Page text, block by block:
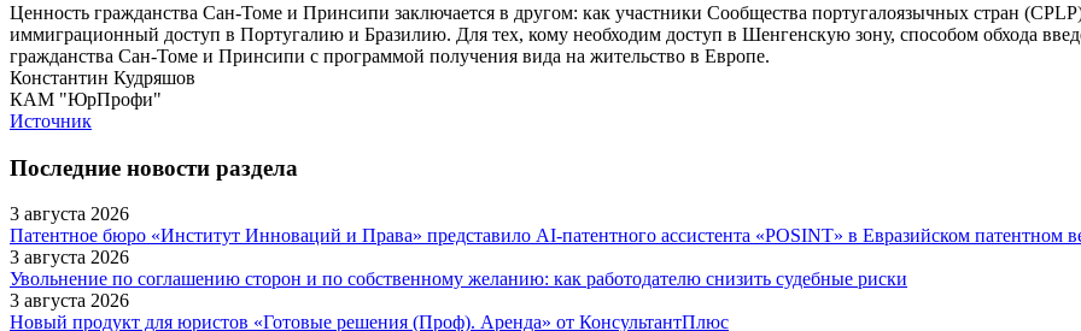
Ценность гражданства Сан-Томе и Принсипи заключается в другом: как участники Сообщества португалоязычных стран
иммиграционный доступ в Португалию и Бразилию. Для тех, кому необходим доступ в Шенгенскую зону, способом обхода
гражданства Сан-Томе и Принсипи с программой получения вида на жительство в Европе.
Константин Кудряшов
КАМ "ЮрПрофи"
Источник
Последние новости раздела
3 августа 2026
Патентное бюро «Институт Инноваций и Права» представило AI-патентного ассистента «POSINT» в Евразийском патентном
3 августа 2026
Увольнение по соглашению сторон и по собственному желанию: как работодателю снизить судебные риски
3 августа 2026
Новый продукт для юристов «Готовые решения (Проф). Аренда» от КонсультантПлюс